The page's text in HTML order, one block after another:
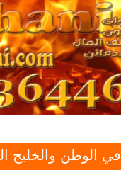
في الوطن والخليج